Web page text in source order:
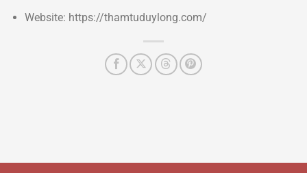
Website: https://thamtuduylong.com/